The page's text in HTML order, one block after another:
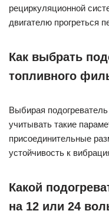
рециркуляционной
двигателю прогреться
Как выбрать
топливного
Выбирая
учитывать такие
присоединительные
устойчивость к
Какой
на 12 или 24